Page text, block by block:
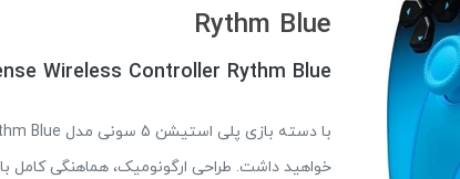
Rythm Blue
Wireless Controller Rythm Blue
خواهید داشت. طراحی ارگونومیک، هماهنگی کامل